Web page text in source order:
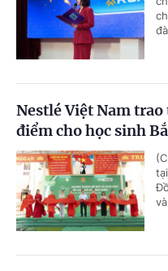
Nestlé Việt Nam
điểm cho học sinh